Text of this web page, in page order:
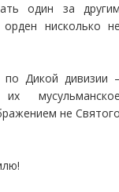
один за
орден нисколько
по Дикой дивизии
не